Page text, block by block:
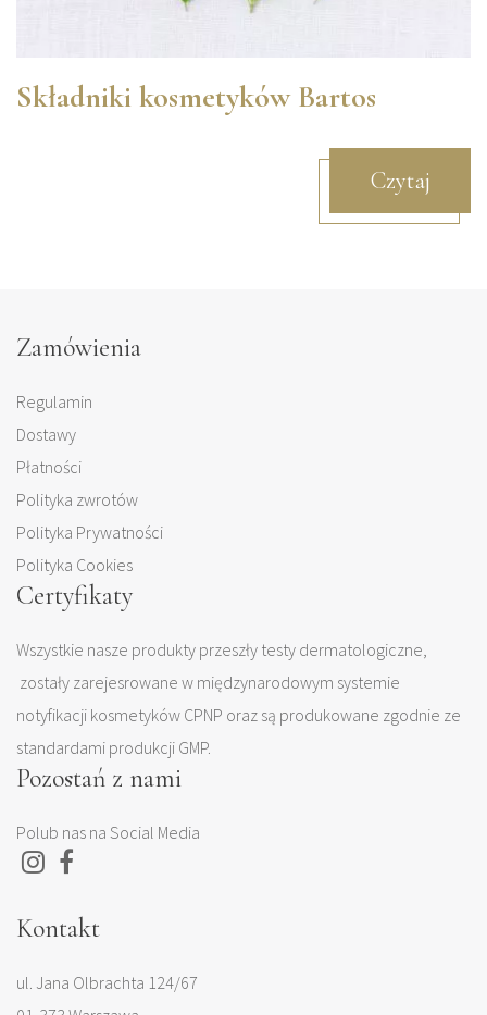
Składniki kosmetyków Bartos
Czytaj
Zamówienia
Regulamin
Dostawy
Płatności
Polityka zwrotów
Polityka Prywatności
Polityka Cookies
Certyfikaty
Wszystkie nasze produkty przeszły testy dermatologiczne,
zostały zarejesrowane w międzynarodowym systemie
notyfikacji kosmetyków CPNP oraz są produkowane zgodnie ze
standardami produkcji GMP.
Pozostań z nami
Polub nas na Social Media
Kontakt
ul. Jana Olbrachta 124/67